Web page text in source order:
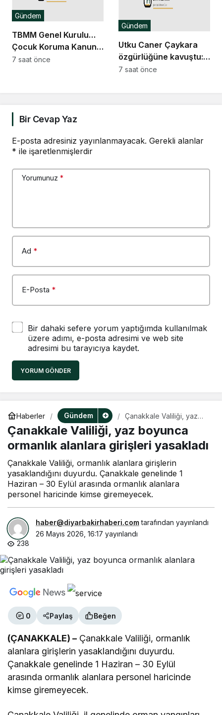
TBMM Genel Kurulu…
Çocuk Koruma Kanunu
Teklifi’ne muhalefetten
Gündem
7 saat önce
Utku Caner Çaykara
özgürlüğüne kavuştu:
Ardımızda
Gündem
7 saat önce
Bir Cevap Yaz
E-posta adresiniz yayınlanmayacak. Gerekli alanlar
* ile işaretlenmişlerdir
Yorumunuz *
Ad *
E-Posta *
Bir dahaki sefere yorum yaptığımda kullanılmak
üzere adımı, e-posta adresimi ve web site
adresimi bu tarayıcıya kaydet.
YORUM GÖNDER
Haberler Gündem
Çanakkale Valiliği, yaz
boyunca ormanlık
alanlara girişleri yasakladı
Çanakkale Valiliği, yaz boyunca
ormanlık alanlara girişleri yasakladı
Çanakkale Valiliği, ormanlık alanlara girişlerin
yasaklandığını duyurdu. Çanakkale genelinde 1
Haziran – 30 Eylül arasında ormanlık alanlara
personel haricinde kimse giremeyecek.
haber@diyarbakirhaberi.comtarafından yayınlandı
26 Mayıs 2026, 16:17 yayınlandı
238
0 Paylaş Beğen
(ÇANAKKALE) – Çanakkale Valiliği, ormanlık
alanlara girişlerin yasaklandığını duyurdu.
Çanakkale genelinde 1 Haziran – 30 Eylül
arasında ormanlık alanlara personel haricinde
kimse giremeyecek.